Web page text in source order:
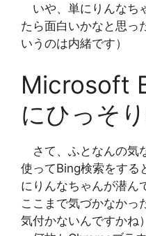
いや、単にりんなち
たら面白いかなと思っ
いうのは内緒です）
Microsoft
にひっそ
さて、ふとなんの気
使ってBing検索をする
にりんなちゃんが潜ん
ここまで気づかなかっ
気付かないんですかね）